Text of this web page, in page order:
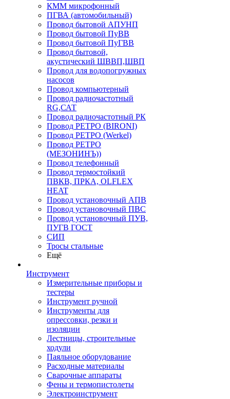
КММ микрофонный
ПГВА (автомобильный)
Провод бытовой АПУНП
Провод бытовой ПуВВ
Провод бытовой ПуГВВ
Провод бытовой,
акустический ШВВП,ШВП
Провод для водопогружных
насосов
Провод компьютерный
Провод радиочастотный
RG,САТ
Провод радиочастотный РК
Провод РЕТРО (BIRONI)
Провод РЕТРО (Werkel)
Провод РЕТРО
(МЕЗОНИНЪ))
Провод телефонный
Провод термостойкий
ПВКВ, ПРКА, OLFLEX
HEAT
Провод установочный АПВ
Провод установочный ПВС
Провод установочный ПУВ,
ПУГВ ГОСТ
СИП
Тросы стальные
Ещё
Инструмент
Измерительные приборы и
тестеры
Инструмент ручной
Инструменты для
опрессовки, резки и
изоляции
Лестницы, строительные
ходули
Паяльное оборудование
Расходные материалы
Сварочные аппараты
Фены и термопистолеты
Электроинструмент